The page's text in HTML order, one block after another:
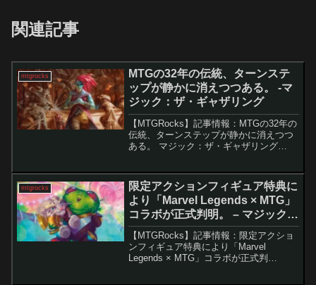
関連記事
mtgrocks
MTGの32年の伝統、ターンステ
ップが静かに消えつつある。 -マ
ジック：ザ・ギャザリング
【MTGRocks】記事情報：MTGの32年の
伝統、ターンステップが静かに消えつつ
ある。 マジック：ザ・ギャザリング
長年ほぼ不変でした。しかし最近、ウィ
ザーズ・オ...
mtgrocks
限定アクションフィギュア特典に
より「Marvel Legends × MTG」
コラボが正式判明。 – マジック：
ザ・ギャザリング
【MTGRocks】記事情報：限定アクショ
ンフィギュア特典により「Marvel
Legends × MTG」コラボが正式判